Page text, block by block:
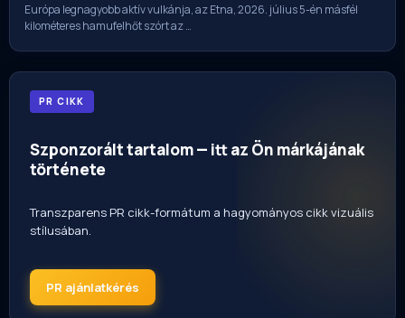
Európa legnagyobb aktív vulkánja, az Etna, 2026. július 5-én másfél
kilométeres hamufelhőt szórt az …
PR CIKK
Szponzorált tartalom — itt az Ön márkájának
története
Transzparens PR cikk-formátum a hagyományos cikk vizuális
stílusában.
PR ajánlatkérés